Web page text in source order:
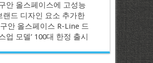
안 올스페이스에 고성능
랜드 디자인 요소 추가한
구안 올스페이스 R-Line 드
업 모델’ 100대 한정 출시